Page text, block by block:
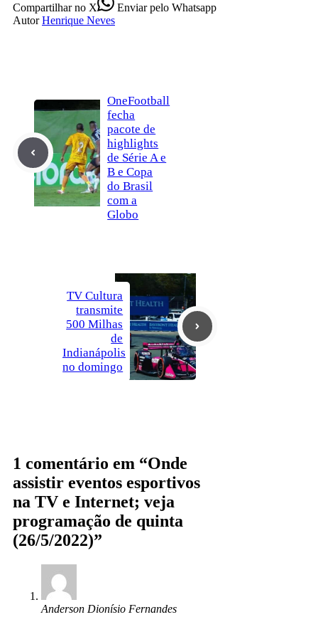
Compartilharno X Enviarpelo Whatsapp
Autor Henrique Neves
OneFootball
fecha
pacote de
highlights
de Série A e
B e Copa
do Brasil
com a
Globo
TV Cultura
transmite
500 Milhas
de
Indianápolis
no domingo
1 comentário em “Onde
assistir eventos esportivos
na TV e Internet; veja
programação de quinta
(26/5/2022)”
Anderson Dionísio Fernandes